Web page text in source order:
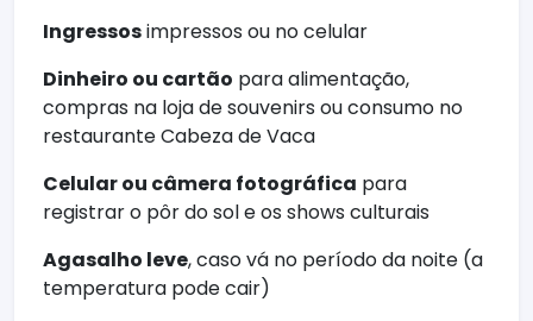
Ingressosimpressos ou no celular
Dinheiro ou cartão para alimentação,
compras na loja de souvenirs ou consumo no
restaurante Cabeza de Vaca
Celular ou câmera fotográfica para
registrar o pôr do sol e os shows culturais
Agasalho leve, caso vá no período da noite (a
temperatura pode cair)